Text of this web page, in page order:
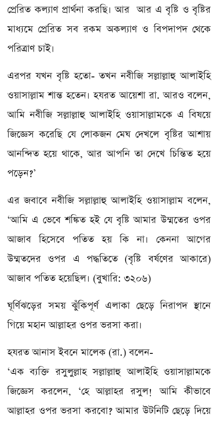
প্রেরিত কল্যাণ প্রার্থনা করছি। আর আর এ বৃষ্টি ও বৃষ্টির
মাধ্যমে প্রেরিত সব রকম অকল্যাণ ও বিপদাপদ থেকে
পরিত্রাণ চাই।
এরপর যখন বৃষ্টি হতো- তখন নবীজি সল্লাল্লাহু আলাইহি
ওয়াসাল্লাম শান্ত হতেন। হযরত আয়েশা রা. আরও বলেন,
আমি নবীজি সল্লাল্লাহু আলাইহি ওয়াসাল্লামকে এ বিষয়ে
জিজ্ঞেস করেছি যে লোকজন মেঘ দেখলে বৃষ্টির আশায়
আনন্দিত হয়ে থাকে, আর আপনি তা দেখে চিন্তিত হয়ে
পড়েন?’
এর জবাবে নবীজি সল্লাল্লাহু আলাইহি ওয়াসাল্লাম বলেন,
‘আমি এ ভেবে শঙ্কিত হই যে বৃষ্টি আমার উম্মতের ওপর
আজাব হিসেবে পতিত হয় কি না। কেননা আগের
উম্মতদের ওপর এ পদ্ধতিতে (বৃষ্টি বর্ষণের আকারে)
আজাব পতিত হয়েছিল। (বুখারি: ৩২০৬)
ঘূর্ণিঝড়ের সময় ঝুঁকিপূর্ণ এলাকা ছেড়ে নিরাপদ স্থানে
গিয়ে মহান আল্লাহর ওপর ভরসা করা।
হযরত আনাস ইবনে মালেক (রা.) বলেন-
‘এক ব্যক্তি রসুলুল্লাহ সল্লাল্লাহু আলাইহি ওয়াসাল্লামকে
জিজ্ঞেস করলেন, ‘হে আল্লাহর রসুল! আমি কীভাবে
আল্লাহর ওপর ভরসা করবো? আমার উটনিটি ছেড়ে দিয়ে